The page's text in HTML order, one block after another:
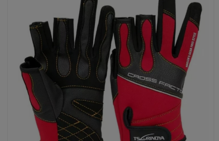
Все категории (9)